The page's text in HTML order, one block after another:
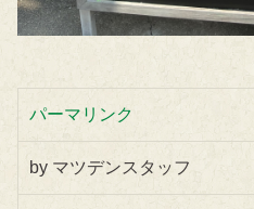
パーマリンク
by マツデンスタッフ